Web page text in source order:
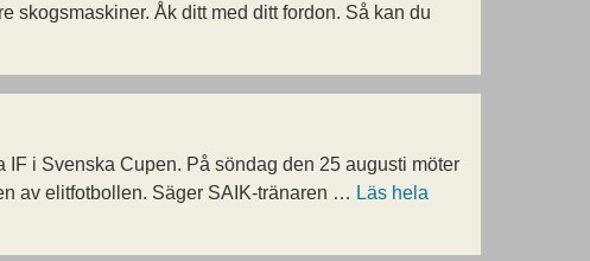
skogsmaskiner. Åk ditt med ditt fordon. Så kan du
IF i Svenska Cupen. På söndag den 25 augusti möter
av elitfotbollen. Säger SAIK-tränaren … Läs hela